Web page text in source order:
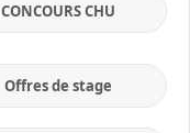
CONCOURS CHU
Offres de stage